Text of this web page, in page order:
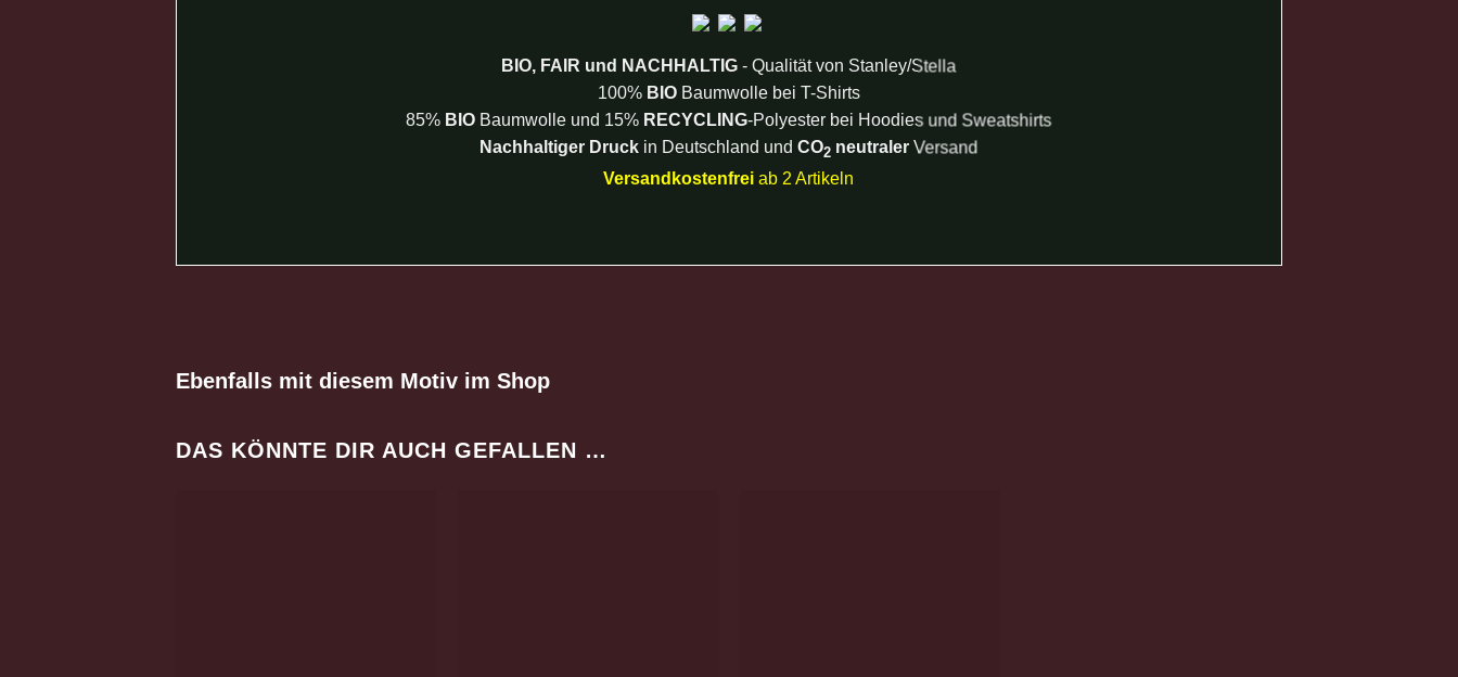
BIO, FAIR und NACHHALTIG - Qualität von Stanley/Stella
100% BIO Baumwolle bei T-Shirts
85% BIO Baumwolle und 15% RECYCLING-Polyester bei Hoodies und Sweatshirts
Nachhaltiger Druck in Deutschland undCO2 neutraler Versand
Versandkostenfrei ab 2 Artikeln
Ebenfalls mit diesem Motiv im Shop
DAS KÖNNTE DIR AUCH GEFALLEN …